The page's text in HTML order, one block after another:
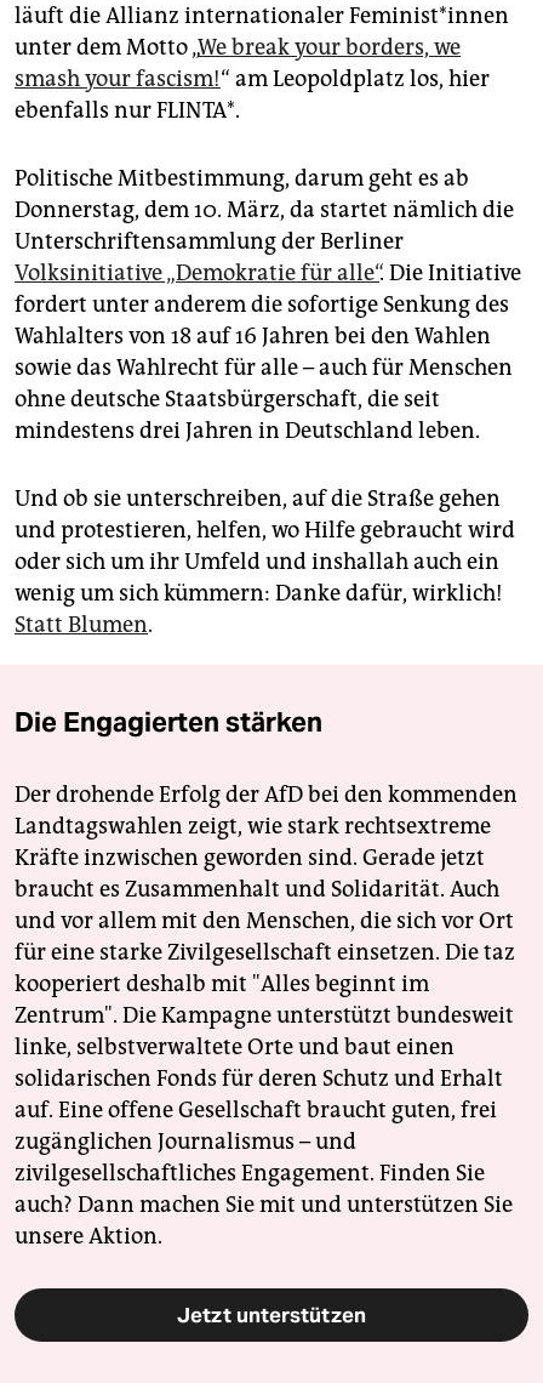
läuft die Allianz internationaler Fe­mi­nis­t*in­nen
unter dem Motto „We break your borders, we
smash your fascism!“ am Leopoldplatz los, hier
ebenfalls nur FLINTA*.
Politische Mitbestimmung, darum geht es ab
Donnerstag, dem 10. März, da startet nämlich die
Unterschriftensammlung der Berliner
Volksinitiative „Demokratie für alle“. Die Initiative
fordert unter anderem die sofortige Senkung des
Wahlalters von 18 auf 16 Jahren bei den Wahlen
sowie das Wahlrecht für alle – auch für Menschen
ohne deutsche Staatsbürgerschaft, die seit
mindestens drei Jahren in Deutschland leben.
Und ob sie unterschreiben, auf die Straße gehen
und protestieren, helfen, wo Hilfe gebraucht wird
oder sich um ihr Umfeld und inshallah auch ein
wenig um sich kümmern: Danke dafür, wirklich!
Statt Blumen.
Die Engagierten stärken
Der drohende Erfolg der AfD bei den kommenden
Landtagswahlen zeigt, wie stark rechtsextreme
Kräfte inzwischen geworden sind. Gerade jetzt
braucht es Zusammenhalt und Solidarität. Auch
und vor allem mit den Menschen, die sich vor Ort
für eine starke Zivilgesellschaft einsetzen. Die taz
kooperiert deshalb mit "Alles beginnt im
Zentrum". Die Kampagne unterstützt bundesweit
linke, selbstverwaltete Orte und baut einen
solidarischen Fonds für deren Schutz und Erhalt
auf. Eine offene Gesellschaft braucht guten, frei
zugänglichen Journalismus – und
zivilgesellschaftliches Engagement. Finden Sie
auch? Dann machen Sie mit und unterstützen Sie
unsere Aktion.
Jetzt unterstützen